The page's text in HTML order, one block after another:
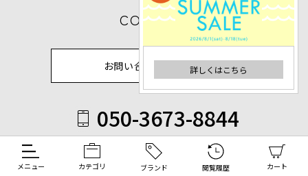
詳しくはこちら
メニュー カテゴリ ブランド 閲覧履歴 カート
CONTACT
お問い合わせフォーム
050-3673-8844
受付時間 9:30-17:30（休業日除く）詳しくはこちら